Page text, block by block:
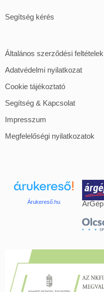
Segítség kérés
Általános szerződési feltételek
Adatvédelmi nyilatkozat
Cookie tájékoztató
Segítség & Kapcsolat
Impresszum
Megfelelőségi nyilatkozatok
Árukereső.hu ÁrGép